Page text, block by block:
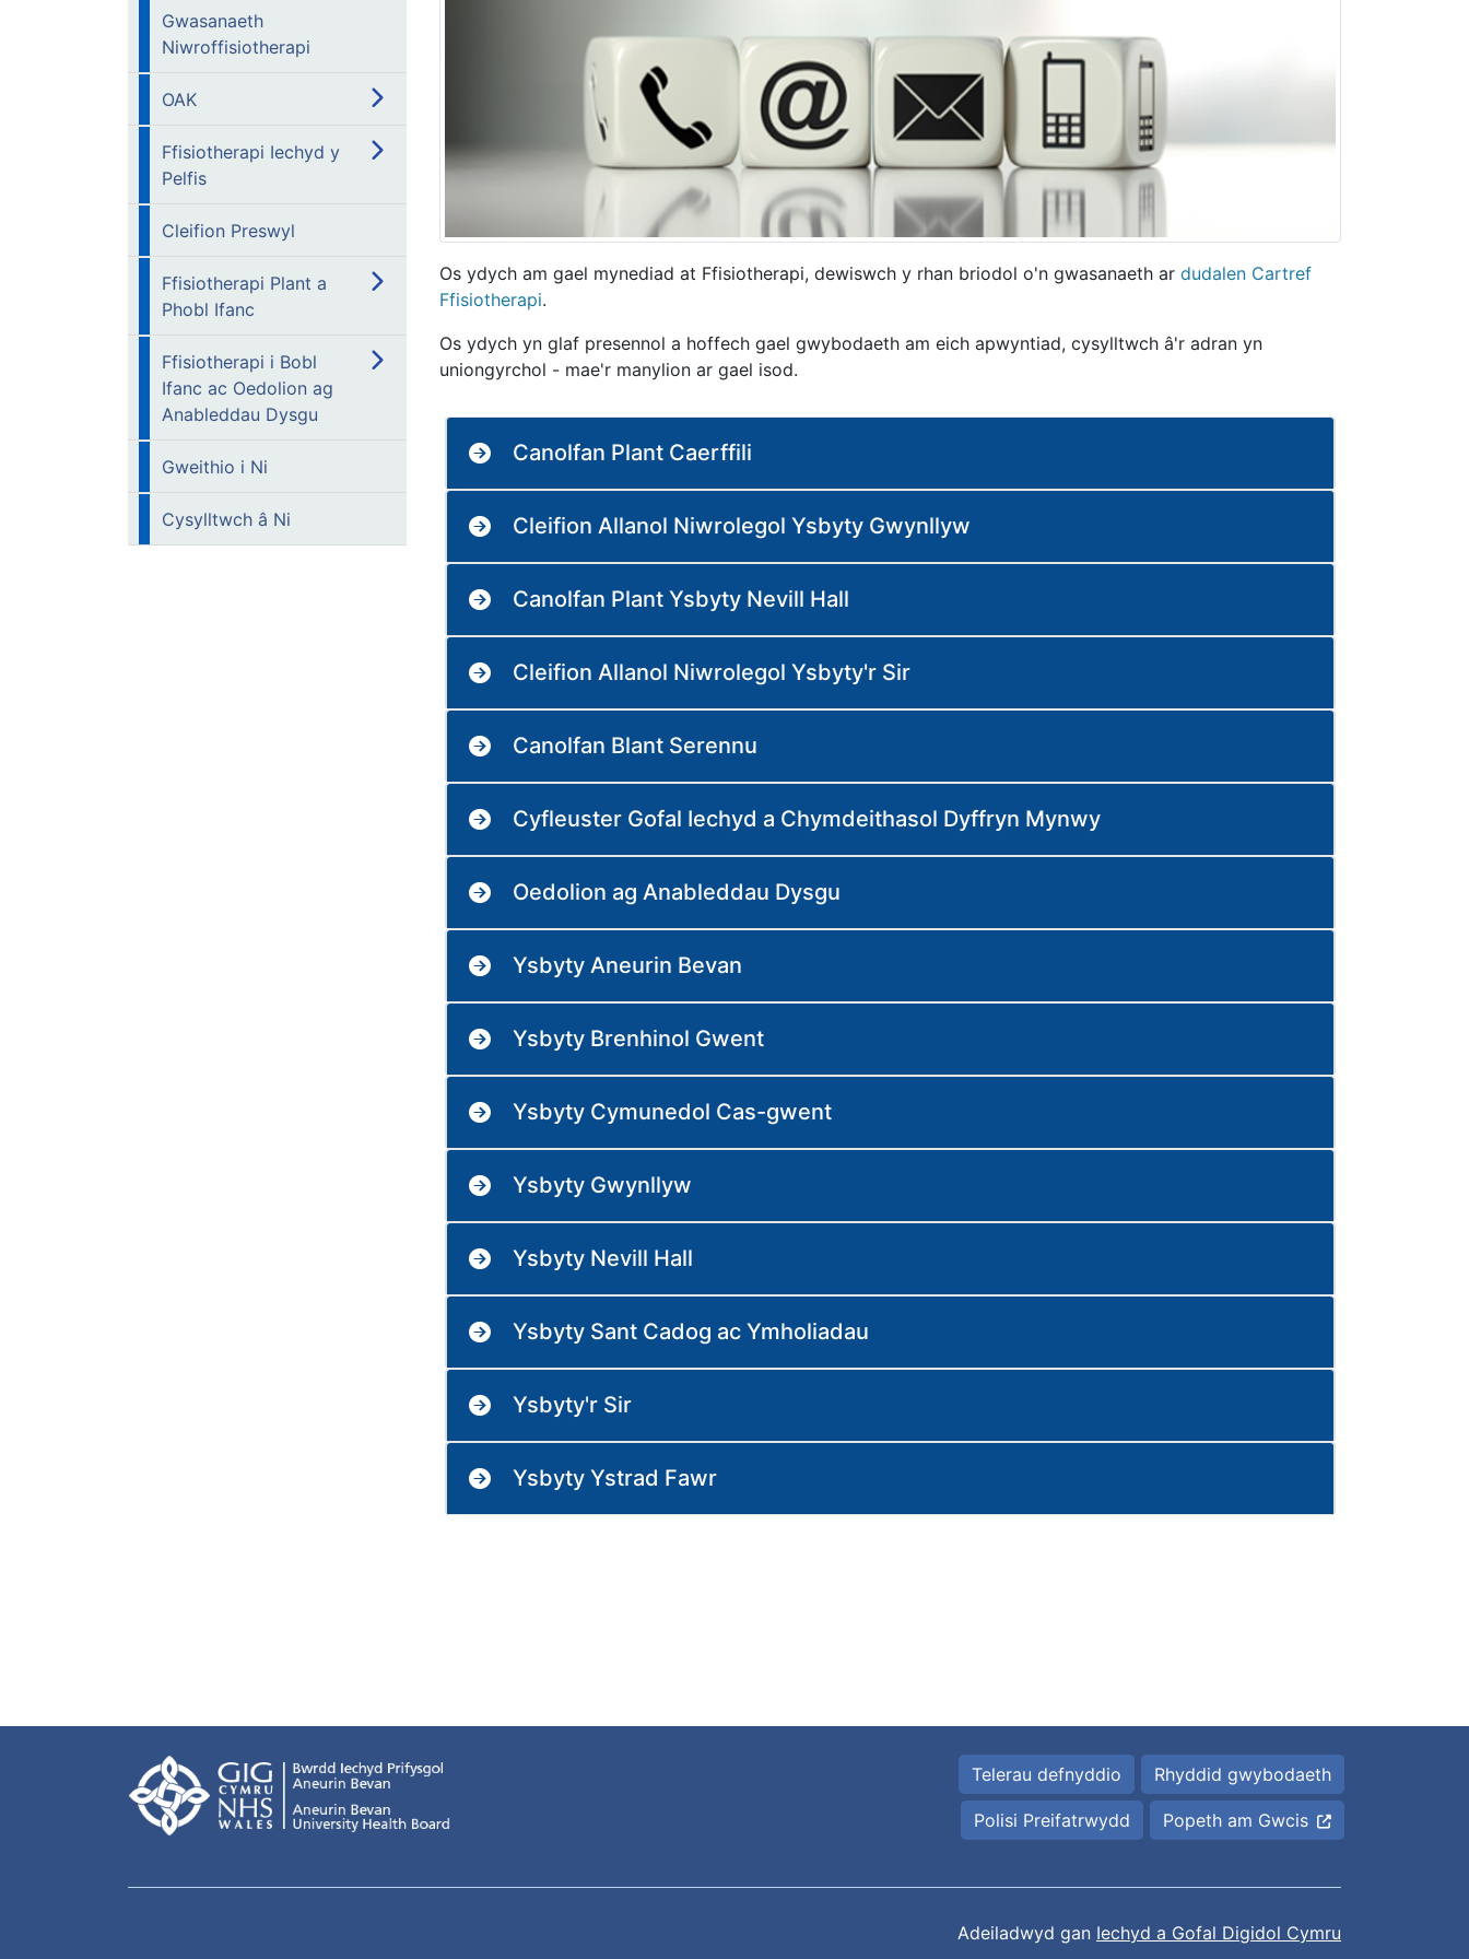
Gwasanaeth
Niwroffisiotherapi
OAK
Ffisiotherapi Iechyd y
Pelfis
Cleifion Preswyl
Ffisiotherapi Plant a
Phobl Ifanc
Ffisiotherapi i Bobl
Ifanc ac Oedolion ag
Anableddau Dysgu
Gweithio i Ni
Cysylltwch â Ni
Os ydych am gael mynediad at Ffisiotherapi, dewiswch y rhan briodol o'n gwasanaeth ar dudalen Cartref
Ffisiotherapi.
Os ydych yn glaf presennol a hoffech gael gwybodaeth am eich apwyntiad, cysylltwch â'r adran yn
uniongyrchol - mae'r manylion ar gael isod.
Canolfan Plant Caerffili
Cleifion Allanol Niwrolegol Ysbyty Gwynllyw
Canolfan Plant Ysbyty Nevill Hall
Cleifion Allanol Niwrolegol Ysbyty'r Sir
Canolfan Blant Serennu
Cyfleuster Gofal Iechyd a Chymdeithasol Dyffryn Mynwy
Oedolion ag Anableddau Dysgu
Ysbyty Aneurin Bevan
Ysbyty Brenhinol Gwent
Ysbyty Cymunedol Cas-gwent
Ysbyty Gwynllyw
Ysbyty Nevill Hall
Ysbyty Sant Cadog ac Ymholiadau
Ysbyty'r Sir
Ysbyty Ystrad Fawr
Telerau defnyddio Rhyddid gwybodaeth
Polisi Preifatrwydd Popeth am Gwcis
Adeiladwyd gan Iechyd a Gofal Digidol Cymru